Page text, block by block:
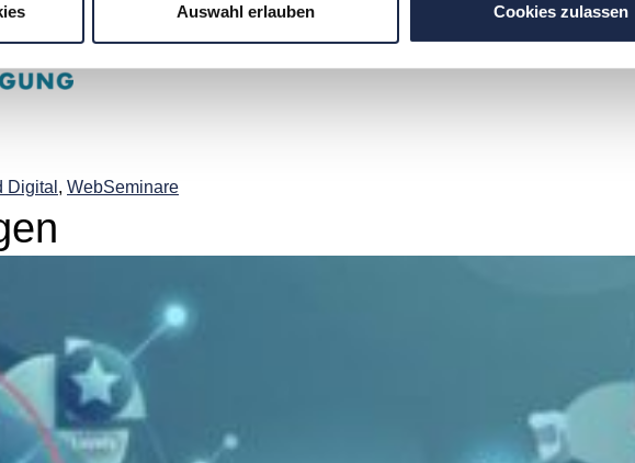
Auswahl erlauben Cookies zulassen
Digital , WebSeminare